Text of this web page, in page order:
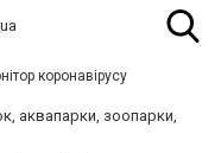
коронавірусу
аквапарки, зоопарки,